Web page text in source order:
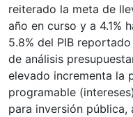
reiterado la meta de
año en curso y a 4.1%
5.8% del PIB
de análisis
elevado incrementa la
programable
para inversión